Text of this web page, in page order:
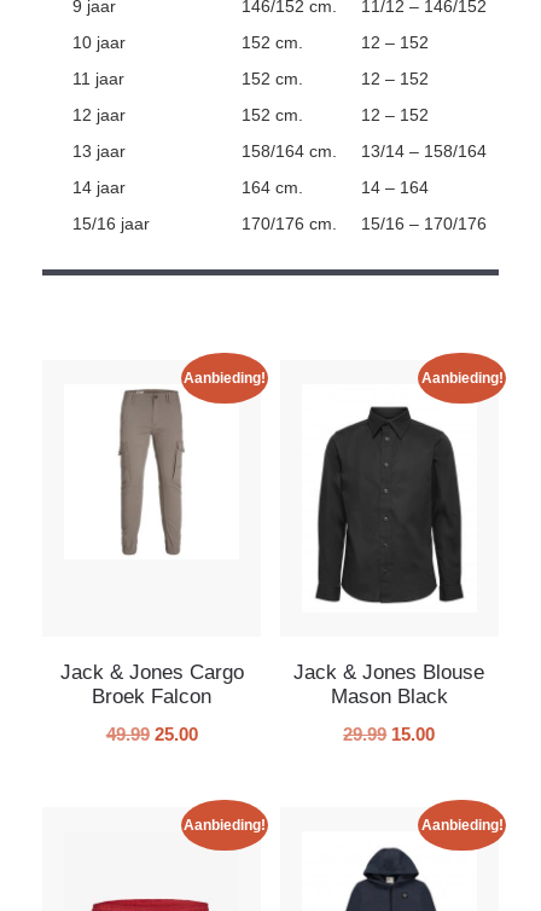
9 jaar 146/152 cm.
11/12 – 146/152
10 jaar
152 cm.
12 – 152
11 jaar
152 cm.
12 – 152
12 jaar
152 cm.
12 – 152
13 jaar
158/164 cm.
13/14 – 158/164
14 jaar
164 cm.
14 – 164
15/16 jaar
170/176 cm. 15/16 – 170/176
Aanbieding!
Jack & Jones Cargo
Broek Falcon
49.99 25.00
Aanbieding!
Jack & Jones Blouse
Mason Black
29.99 15.00
Aanbieding! Aanbieding!